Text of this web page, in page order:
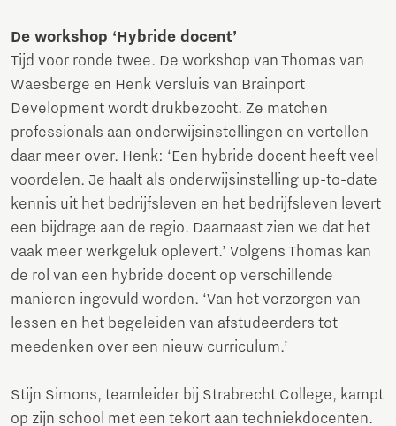
De workshop ‘Hybride docent’
Tijd voor ronde twee. De workshop van Thomas van
Waesberge en Henk Versluis van Brainport
Development wordt drukbezocht. Ze matchen
professionals aan onderwijsinstellingen en vertellen
daar meer over. Henk: ‘Een hybride docent heeft veel
voordelen. Je haalt als onderwijsinstelling up-to-date
kennis uit het bedrijfsleven en het bedrijfsleven levert
een bijdrage aan de regio. Daarnaast zien we dat het
vaak meer werkgeluk oplevert.’ Volgens Thomas kan
de rol van een hybride docent op verschillende
manieren ingevuld worden. ‘Van het verzorgen van
lessen en het begeleiden van afstudeerders tot
meedenken over een nieuw curriculum.’
Stijn Simons, teamleider bij Strabrecht College, kampt
op zijn school met een tekort aan techniekdocenten.